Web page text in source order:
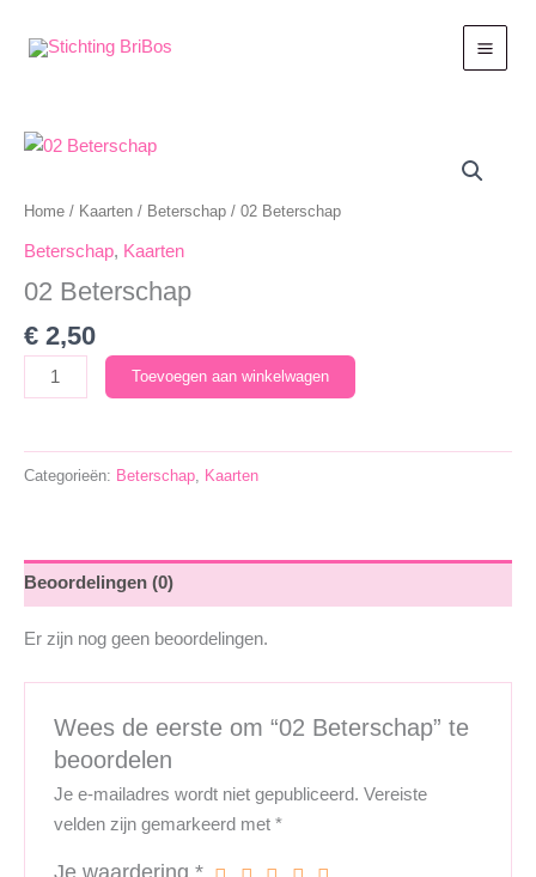
naar
Home / Kaarten / Beterschap / 02 Beterschap
Beterschap, Kaarten
02 Beterschap
€ 2,50
Beterschap
Toevoegen aan winkelwagen
Categorieën: Beterschap Kaarten
Beoordelingen (0)
Er zijn nog geen beoordelingen.
Wees de eerste om “02 Beterschap” te
beoordelen
Je e-mailadres wordt niet gepubliceerd. Vereiste
velden zijn gemarkeerd met*
Je waardering*